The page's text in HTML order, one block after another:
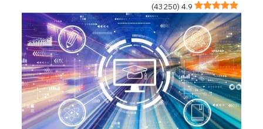
4.9
(
43250
)